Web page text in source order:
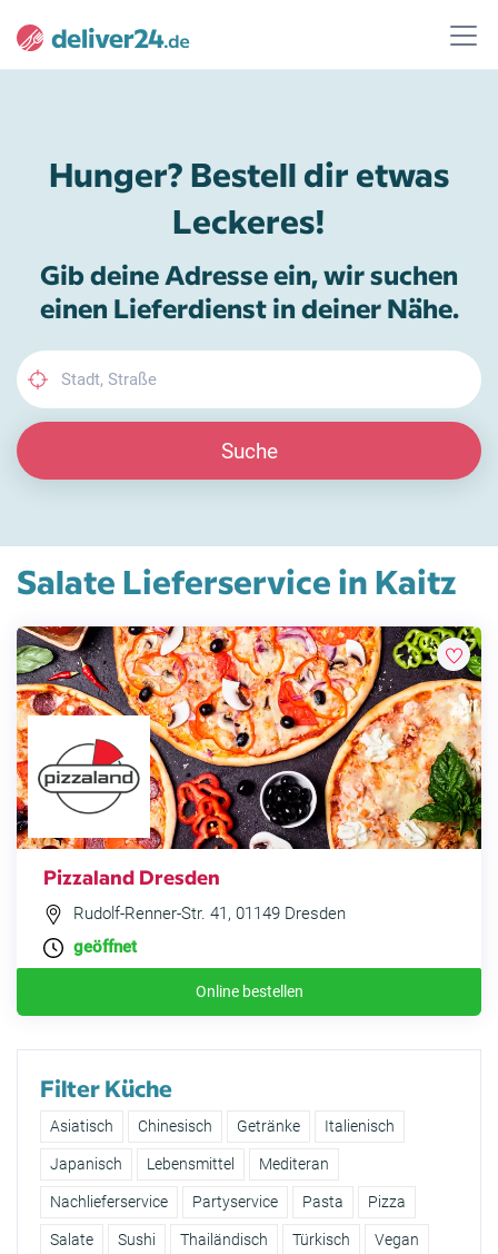
Hunger? Bestell dir etwas
Leckeres!
Gib deine Adresse ein, wir suchen
einen Lieferdienst in deiner Nähe.
Suche
Salate Lieferservice in Kaitz
Pizzaland Dresden
Rudolf-Renner-Str. 41, 01149 Dresden
geöffnet
Online bestellen
Filter Küche
Asiatisch Chinesisch Getränke Italienisch
Japanisch Lebensmittel Mediteran
Nachlieferservice Partyservice Pasta Pizza
Salate Sushi Thailändisch Türkisch Vegan